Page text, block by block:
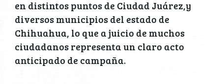
en distintos puntos de Ciudad Juárez,y
diversos municipios del estado de
Chihuahua, lo que a juicio de muchos
ciudadanos representa un claro acto
anticipado de campaña.